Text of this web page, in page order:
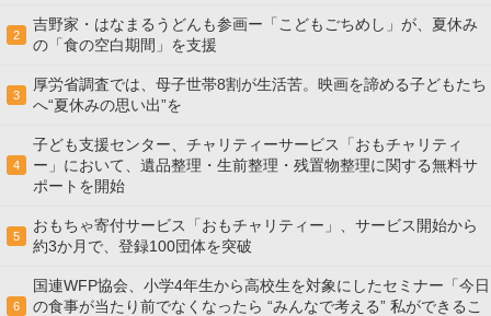
2
吉野家・はなまるうどんも参画ー「こどもごちめし」が、夏休み
の「食の空白期間」を支援
3
厚労省調査では、母子世帯8割が生活苦。映画を諦める子どもたち
へ“夏休みの思い出”を
4
子ども支援センター、チャリティーサービス「おもチャリティ
ー」において、遺品整理・生前整理・残置物整理に関する無料サ
ポートを開始
5
おもちゃ寄付サービス「おもチャリティー」、サービス開始から
約3か月で、登録100団体を突破
6
国連WFP協会、小学4年生から高校生を対象にしたセミナー「今日
の食事が当たり前でなくなったら “みんなで考える” 私ができるこ